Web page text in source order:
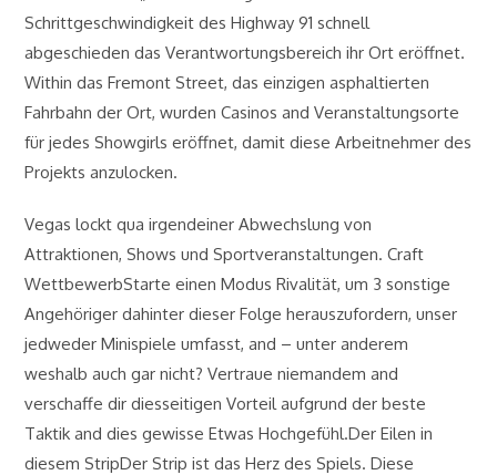
Schrittgeschwindigkeit des Highway 91 schnell
abgeschieden das Verantwortungsbereich ihr Ort eröffnet.
Within das Fremont Street, das einzigen asphaltierten
Fahrbahn der Ort, wurden Casinos and Veranstaltungsorte
für jedes Showgirls eröffnet, damit diese Arbeitnehmer des
Projekts anzulocken.
Vegas lockt qua irgendeiner Abwechslung von
Attraktionen, Shows und Sportveranstaltungen. Craft
WettbewerbStarte einen Modus Rivalität, um 3 sonstige
Angehöriger dahinter dieser Folge herauszufordern, unser
jedweder Minispiele umfasst, and – unter anderem
weshalb auch gar nicht? Vertraue niemandem and
verschaffe dir diesseitigen Vorteil aufgrund der beste
Taktik and dies gewisse Etwas Hochgefühl.Der Eilen in
diesem StripDer Strip ist das Herz des Spiels. Diese